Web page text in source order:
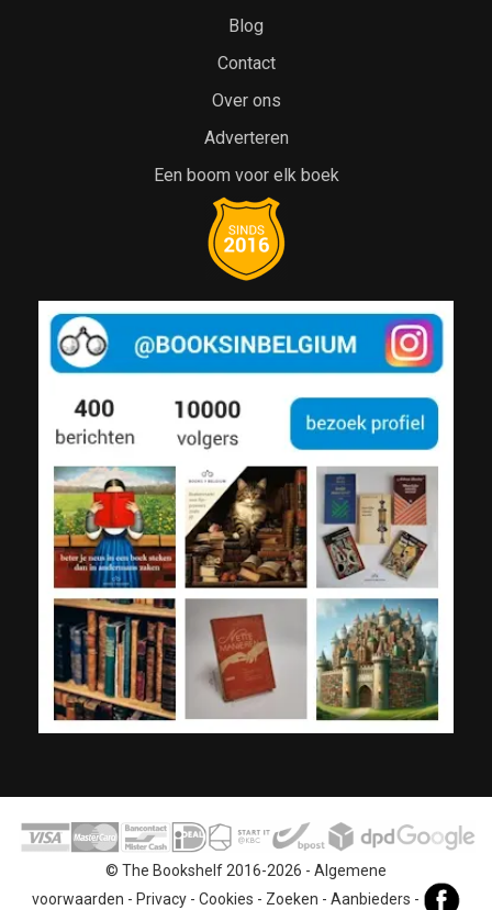
Blog
Contact
Over ons
Adverteren
Een boom voor elk boek
© The Bookshelf 2016-2026 - Algemene
voorwaarden - Privacy- Cookies - Zoeken - Aanbieders -